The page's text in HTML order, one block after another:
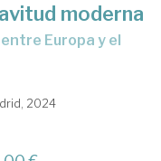
moderna
2024